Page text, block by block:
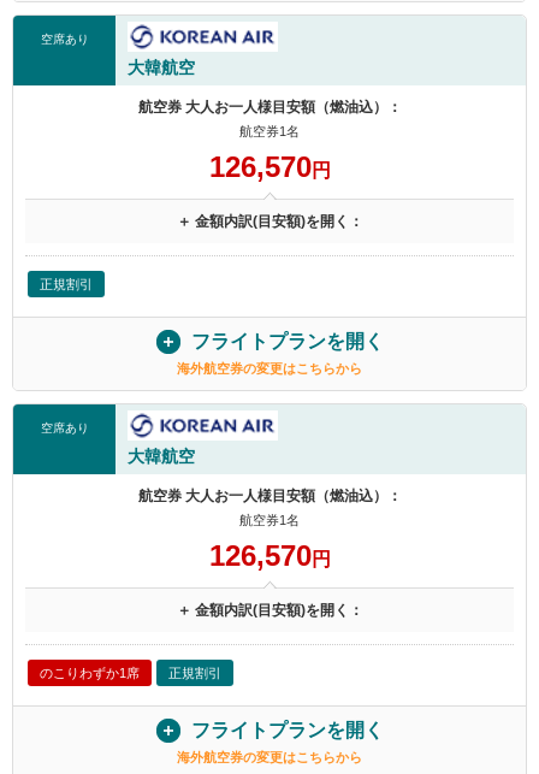
空席あり
大韓航空
航空券 大人お一人様目安額（燃油込）：
航空券1名
126,570円
＋ 金額内訳(目安額)を開く：
正規割引
フライトプランを開く
海外航空券の変更はこちらから
空席あり
大韓航空
航空券 大人お一人様目安額（燃油込）：
航空券1名
126,570円
＋ 金額内訳(目安額)を開く：
のこりわずか1席 正規割引
フライトプランを開く
海外航空券の変更はこちらから